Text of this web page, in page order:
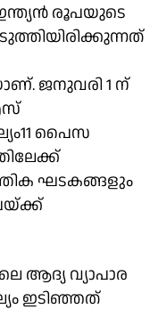
രൂപയുടെ
ജനുവരി 1 ന്
പൈസ
ഘടകങ്ങളും
ആദ്യ വ്യാപാര
ഇടിഞ്ഞത്